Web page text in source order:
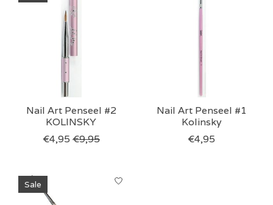
Nail Art Penseel #2
KOLINSKY
€4,95 €9,95
Nail Art Penseel #1
Kolinsky
€4,95
Sale